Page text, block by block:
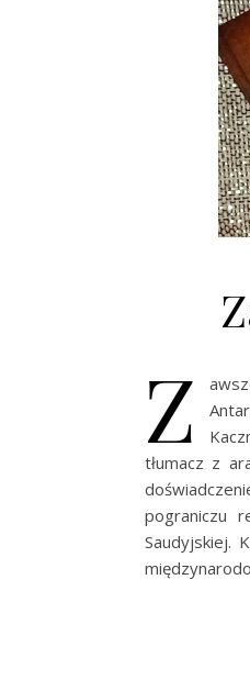
Z
tłumacz z
pograniczu
Saudyjskiej.